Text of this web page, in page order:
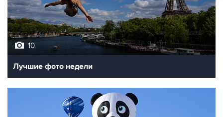
10
Лучшие фото недели